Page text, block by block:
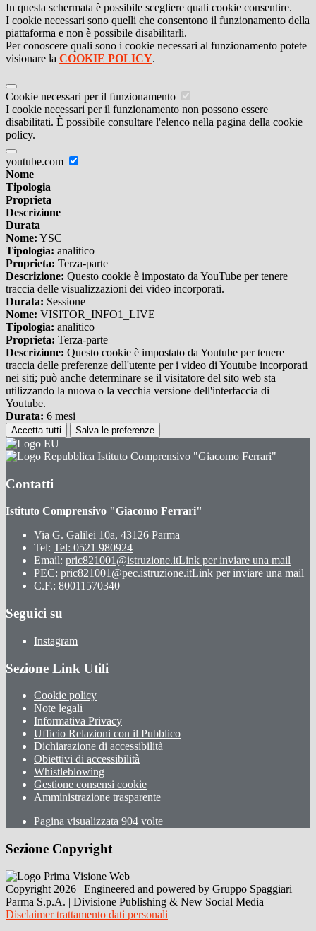
In questa schermata è possibile scegliere quali cookie consentire.
I cookie necessari sono quelli che consentono il funzionamento della
piattaforma e non è possibile disabilitarli.
Per conoscere quali sono i cookie necessari al funzionamento potete
visionare la COOKIE POLICY.
Cookie necessari per il funzionamento
I cookie necessari per il funzionamento non possono essere
disabilitati. È possibile consultare l'elenco nella pagina della cookie
policy.
youtube.com
Nome
Tipologia
Proprieta
Descrizione
Durata
Nome: YSC
Tipologia: analitico
Proprieta: Terza-parte
Descrizione: Questo cookie è impostato da YouTube per tenere
traccia delle visualizzazioni dei video incorporati.
Durata: Sessione
Nome: VISITOR_INFO1_LIVE
Tipologia: analitico
Proprieta: Terza-parte
Descrizione: Questo cookie è impostato da Youtube per tenere
traccia delle preferenze dell'utente per i video di Youtube incorporati
nei siti; può anche determinare se il visitatore del sito web sta
utilizzando la nuova o la vecchia versione dell'interfaccia di
Youtube.
Durata: 6 mesi
Accetta tutti Salva le preferenze
Istituto Comprensivo "Giacomo Ferrari"
Contatti
Istituto Comprensivo "Giacomo Ferrari"
Via G. Galilei 10a, 43126 Parma
Tel: Tel: 0521 980924
Email: pric821001@istruzione.itLink per inviare una mail
PEC: pric821001@pec.istruzione.itLink per inviare una mail
C.F.: 80011570340
Seguici su
Instagram
Sezione Link Utili
Cookie policy
Note legali
Informativa Privacy
Ufficio Relazioni con il Pubblico
Dichiarazione di accessibilità
Obiettivi di accessibilità
Whistleblowing
Gestione consensi cookie
Amministrazione trasparente
Pagina visualizzata 904 volte
Sezione Copyright
Copyright 2026 | Engineered and powered by Gruppo Spaggiari
Parma S.p.A. | Divisione Publishing & New Social Media
Disclaimer trattamento dati personali